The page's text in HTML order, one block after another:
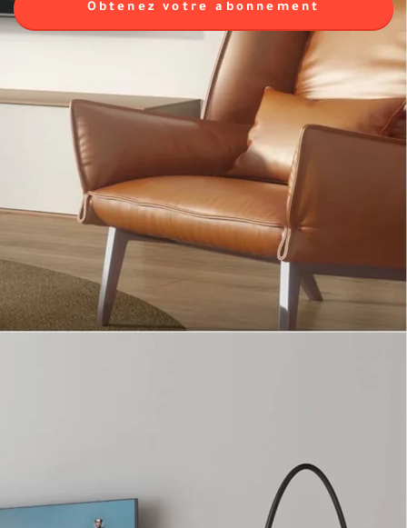
Obtenez votre abonnement